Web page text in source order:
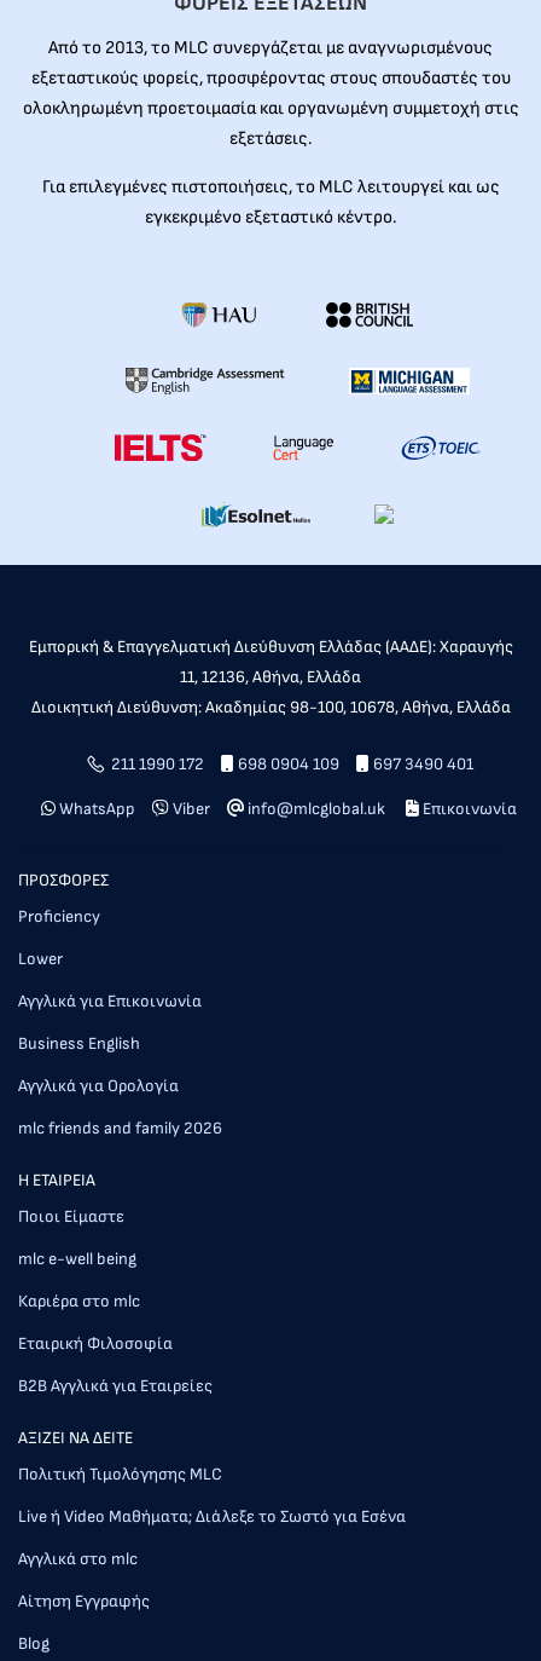
Από το 2013, το MLC συνεργάζεται με αναγνωρισμένους
εξεταστικούς φορείς, προσφέροντας στους σπουδαστές του
ολοκληρωμένη προετοιμασία και οργανωμένη συμμετοχή στις
εξετάσεις.
Για επιλεγμένες πιστοποιήσεις, το MLC λειτουργεί και ως
εγκεκριμένο εξεταστικό κέντρο.
Εμπορική & Επαγγελματική Διεύθυνση Ελλάδας (ΑΑΔΕ): Χαραυγής
11, 12136, Αθήνα, Ελλάδα
Διοικητική Διεύθυνση: Ακαδημίας 98-100, 10678, Αθήνα, Ελλάδα
211 1990 172 698 0904 109 697 3490 401
WhatsApp Viber info@mlcglobal.uk Επικοινωνία
ΠΡΟΣΦΟΡΕΣ
Proficiency
Lower
Αγγλικά για Επικοινωνία
Business English
Αγγλικά για Ορολογία
mlc friends and family 2026
Η ΕΤΑΙΡΕΙΑ
Ποιοι Είμαστε
mlc e-well being
Καριέρα στο mlc
Εταιρική Φιλοσοφία
Β2Β Αγγλικά για Εταιρείες
AΞΙΖΕΙ ΝΑ ΔΕΙΤΕ
Πολιτική Τιμολόγησης MLC
Live ή Video Μαθήματα; Διάλεξε το Σωστό για Εσένα
Αγγλικά στο mlc
Αίτηση Εγγραφής
Blog